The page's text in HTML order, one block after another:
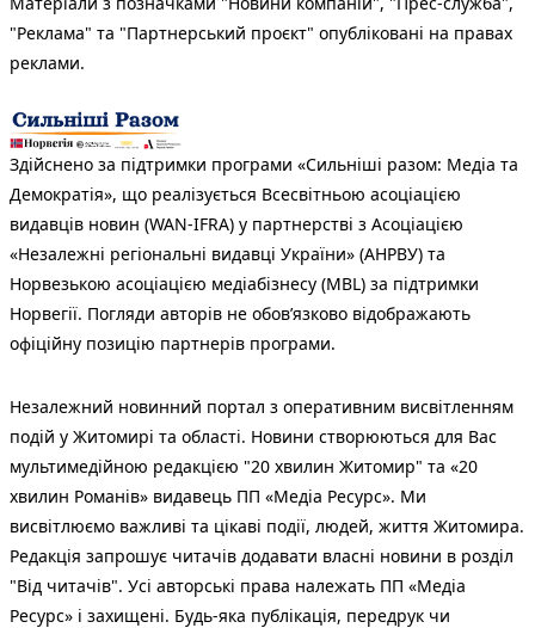
"Реклама" та "Партнерський проєкт" опубліковані на правах
реклами.
Здійснено за підтримки програми «Сильніші разом: Медіа та
Демократія», що реалізується Всесвітньою асоціацією
видавців новин (WAN-IFRA) у партнерстві з Асоціацією
«Незалежні регіональні видавці України» (АНРВУ) та
Норвезькою асоціацією медіабізнесу (MBL) за підтримки
Норвегії. Погляди авторів не обов’язково відображають
офіційну позицію партнерів програми.
Незалежний новинний портал з оперативним висвітленням
подій у Житомирі та області. Новини створюються для Вас
мультимедійною редакцією "20 хвилин Житомир" та «20
хвилин Романів» видавець ПП «Медіа Ресурс». Ми
висвітлюємо важливі та цікаві події, людей, життя Житомира.
Редакція запрошує читачів додавати власні новини в розділ
"Від читачів". Усі авторські права належать ПП «Медіа
Ресурс» і захищені. Будь-яка публiкацiя, передрук чи